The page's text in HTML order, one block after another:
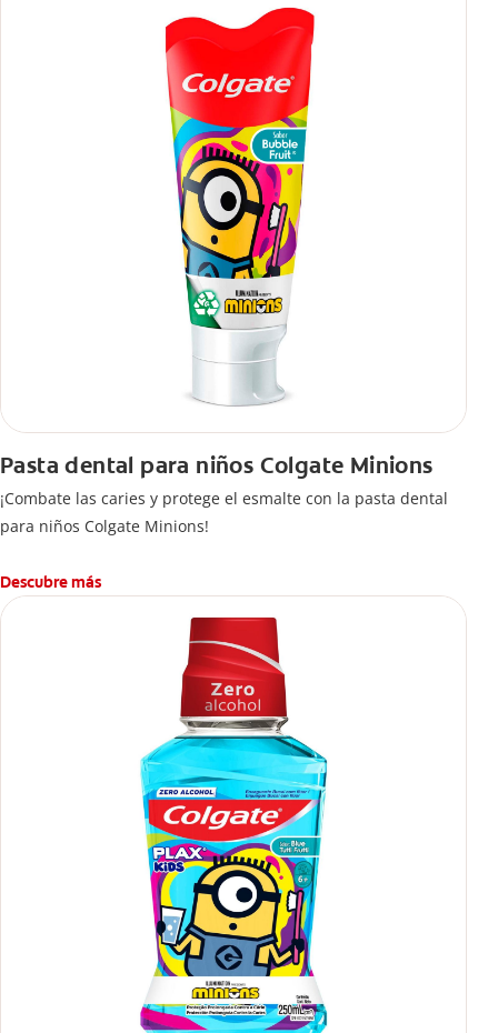
Pasta dental para niños Colgate Minions
¡Combate las caries y protege el esmalte con la pasta dental
para niños Colgate Minions!
Descubre más